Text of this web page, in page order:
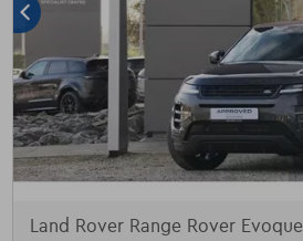
Land Rover Range Rover Evoque